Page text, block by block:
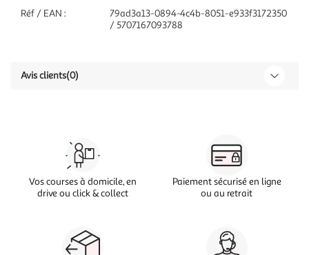
Réf / EAN :
79ad3a13-0894-4c4b-8051-e933f3172350
/ 5707167093788
Avis clients(0)
Vos courses à domicile, en
drive ou click & collect
Paiement sécurisé en ligne
ou au retrait